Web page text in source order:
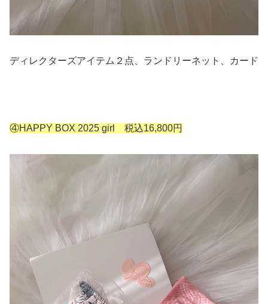
ディレクターズアイテム２点、ランドリーネット、カード
④HAPPY BOX 2025 girl 税込16,800円